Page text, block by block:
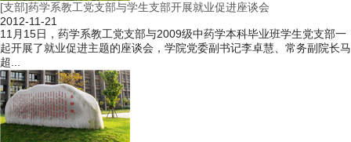
[支部]药学系教工党支部与学生支部开展就业促进座谈会
2012-11-21
11月15日，药学系教工党支部与2009级中药学本科毕业班学生党支部一
起开展了就业促进主题的座谈会，学院党委副书记李卓慧、常务副院长马
超...